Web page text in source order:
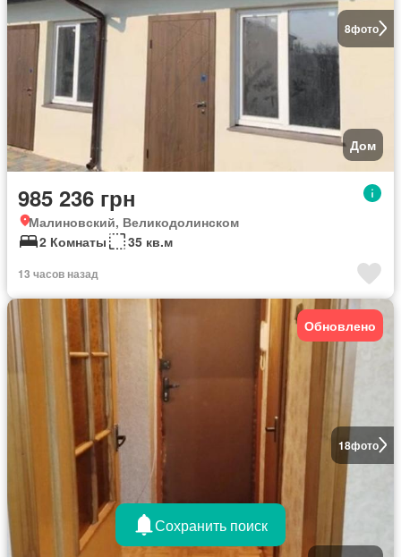
8фото
Дом
985 236 грн
Малиновский, Великодолинском
2 Комнаты
35 кв.м
13 часов назад
18фото
Обновлено
Сохранить поиск